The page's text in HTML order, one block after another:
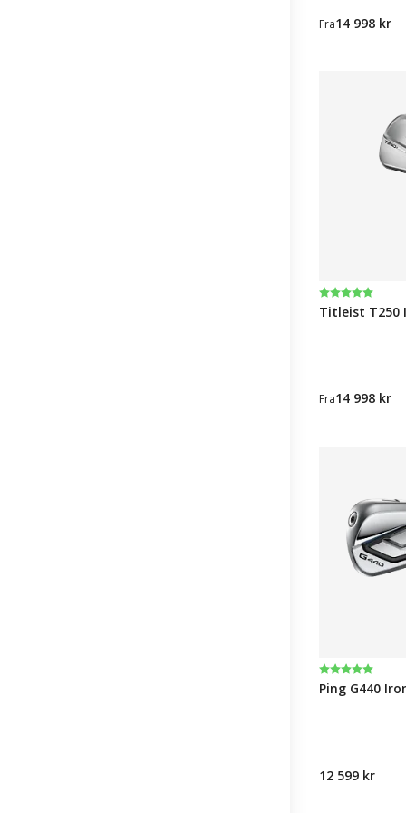
Fra14 998 kr
Karakter:
5.0 av 5
Titleist T250
Fra14 998 kr
Karakter:
5.0 av 5
Ping G440
12 599 kr